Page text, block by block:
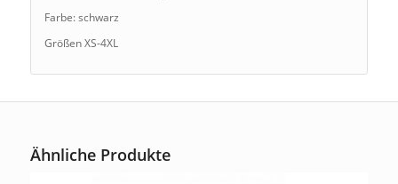
Farbe: schwarz
Größen XS-4XL
Ähnliche Produkte